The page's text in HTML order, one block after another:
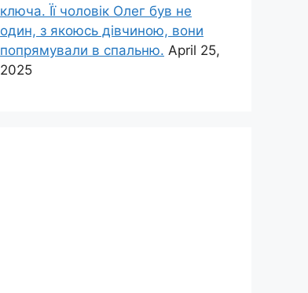
ключа. Її чоловік Олег був не
один, з якоюсь дівчиною, вони
попрямували в спальню. April 25,
2025